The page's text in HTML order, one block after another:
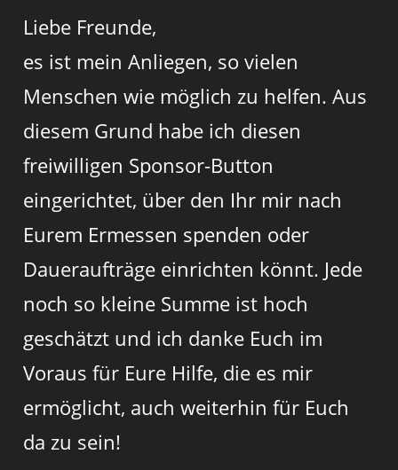
Liebe Freunde,
es ist mein Anliegen, so vielen
Menschen wie möglich zu helfen. Aus
diesem Grund habe ich diesen
freiwilligen Sponsor-Button
eingerichtet, über den Ihr mir nach
Eurem Ermessen spenden oder
Daueraufträge einrichten könnt. Jede
noch so kleine Summe ist hoch
geschätzt und ich danke Euch im
Voraus für Eure Hilfe, die es mir
ermöglicht, auch weiterhin für Euch
da zu sein!